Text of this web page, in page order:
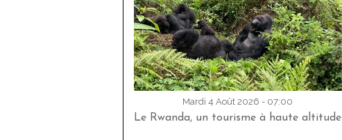
Mardi 4 Août 2026 - 07:00
Le Rwanda, un tourisme à haute altitude